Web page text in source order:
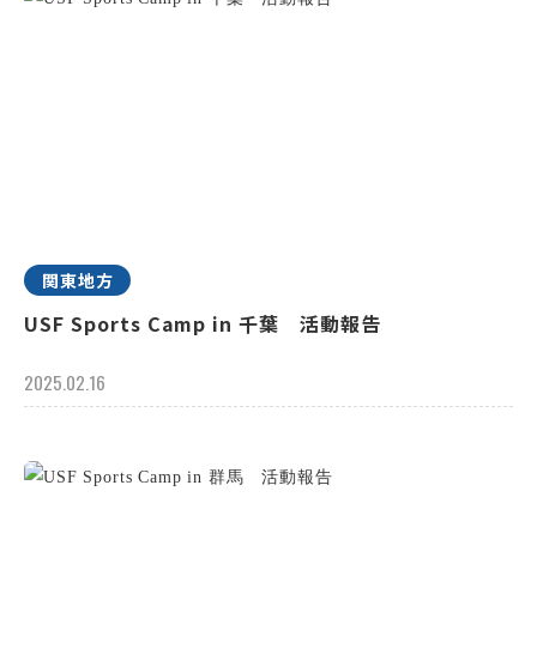
関東地方
USF Sports Camp in 千葉 活動報告
2025.02.16